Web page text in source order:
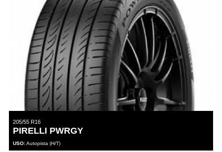
205/55 R16
PIRELLI PWRGY
USO:Autopista (H/T)